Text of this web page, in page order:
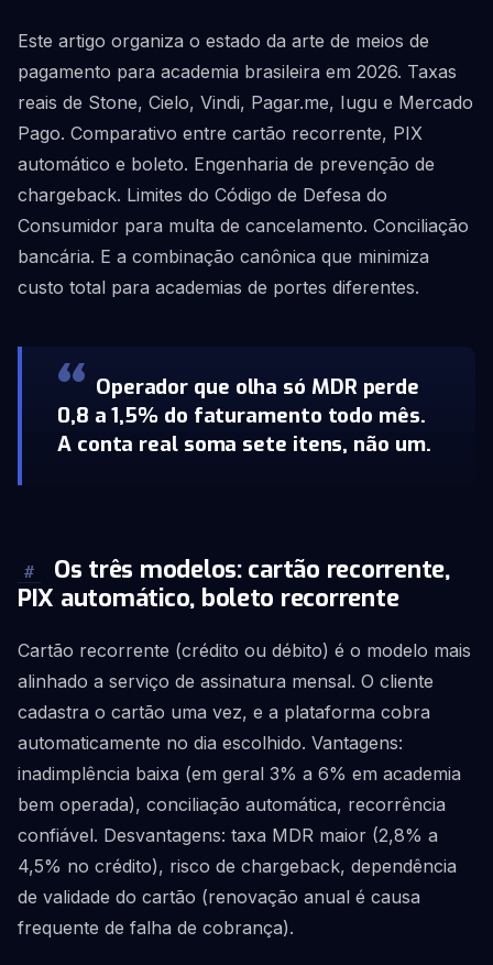
Este artigo organiza o estado da arte de meios de
pagamento para academia brasileira em 2026. Taxas
reais de Stone, Cielo, Vindi, Pagar.me, Iugu e Mercado
Pago. Comparativo entre cartão recorrente, PIX
automático e boleto. Engenharia de prevenção de
chargeback. Limites do Código de Defesa do
Consumidor para multa de cancelamento. Conciliação
bancária. E a combinação canônica que minimiza
custo total para academias de portes diferentes.
Operador que olha só MDR perde
0,8 a 1,5% do faturamento todo mês.
A conta real soma sete itens, não um.
#
Os três modelos: cartão recorrente,
PIX automático, boleto recorrente
Cartão recorrente (crédito ou débito) é o modelo mais
alinhado a serviço de assinatura mensal. O cliente
cadastra o cartão uma vez, e a plataforma cobra
automaticamente no dia escolhido. Vantagens:
inadimplência baixa (em geral 3% a 6% em academia
bem operada), conciliação automática, recorrência
confiável. Desvantagens: taxa MDR maior (2,8% a
4,5% no crédito), risco de chargeback, dependência
de validade do cartão (renovação anual é causa
frequente de falha de cobrança).